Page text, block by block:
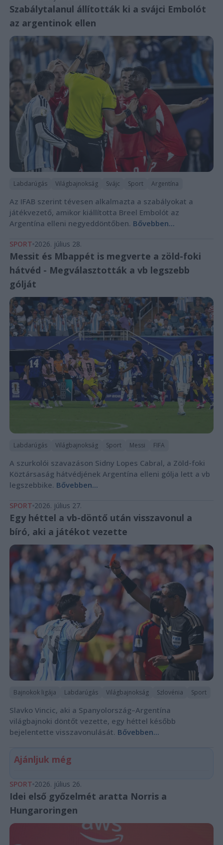
Szabálytalanul állították ki a svájci Embolót
az argentinok ellen
Labdarúgás Világbajnokság Svájc Sport Argentína
Az IFAB szerint tévesen alkalmazta a szabályokat a
játékvezető, amikor kiállította Breel Embolót az
Argentína elleni negyeddöntőben. Bővebben...
SPORT 2026. július 28.
Messit és Mbappét is megverte a zöld-foki
hátvéd - Megválasztották a vb legszebb
gólját
Labdarúgás Világbajnokság Sport Messi FIFA
A szurkolói szavazáson Sidny Lopes Cabral, a Zöld-foki
Köztársaság hátvédjének Argentína elleni gólja lett a vb
legszebbike. Bővebben...
SPORT 2026. július 27.
Egy héttel a vb-döntő után visszavonul a
bíró, aki a játékot vezette
Bajnokok ligája Labdarúgás Világbajnokság Szlovénia Sport
Slavko Vincic, aki a Spanyolország–Argentína
világbajnoki döntőt vezette, egy héttel később
bejelentette visszavonulását. Bővebben...
Ajánljuk még
SPORT 2026. július 26.
Idei első győzelmét aratta Norris a
Hungaroringen